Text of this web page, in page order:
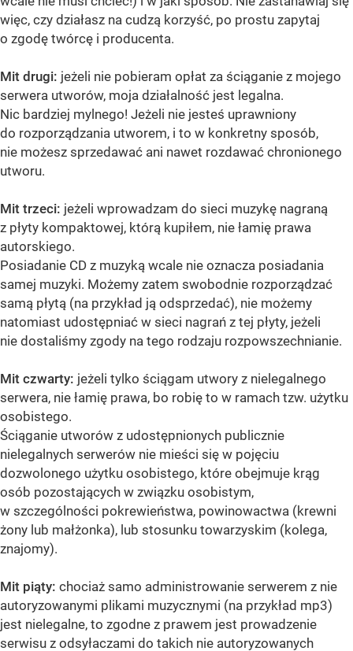
więc, czy działasz na cudzą korzyść, po prostu zapytaj
o zgodę twórcę i producenta.
Mit drugi: jeżeli nie pobieram opłat za ściąganie z mojego
serwera utworów, moja działalność jest legalna.
Nic bardziej mylnego! Jeżeli nie jesteś uprawniony
do rozporządzania utworem, i to w konkretny sposób,
nie możesz sprzedawać ani nawet rozdawać chronionego
utworu.
Mit trzeci: jeżeli wprowadzam do sieci muzykę nagraną
z płyty kompaktowej, którą kupiłem, nie łamię prawa
autorskiego.
Posiadanie CD z muzyką wcale nie oznacza posiadania
samej muzyki. Możemy zatem swobodnie rozporządzać
samą płytą (na przykład ją odsprzedać), nie możemy
natomiast udostępniać w sieci nagrań z tej płyty, jeżeli
nie dostaliśmy zgody na tego rodzaju rozpowszechnianie.
Mit czwarty: jeżeli tylko ściągam utwory z nielegalnego
serwera, nie łamię prawa, bo robię to w ramach tzw. użytku
osobistego.
Ściąganie utworów z udostępnionych publicznie
nielegalnych serwerów nie mieści się w pojęciu
dozwolonego użytku osobistego, które obejmuje krąg
osób pozostających w związku osobistym,
w szczególności pokrewieństwa, powinowactwa (krewni
żony lub małżonka), lub stosunku towarzyskim (kolega,
znajomy).
Mit piąty: chociaż samo administrowanie serwerem z nie
autoryzowanymi plikami muzycznymi (na przykład mp3)
jest nielegalne, to zgodne z prawem jest prowadzenie
serwisu z odsyłaczami do takich nie autoryzowanych